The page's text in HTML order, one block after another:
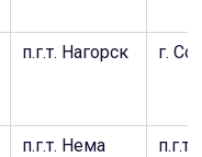
п.г.т. Нагорск г.
п.г.т. Нема п.г.т.